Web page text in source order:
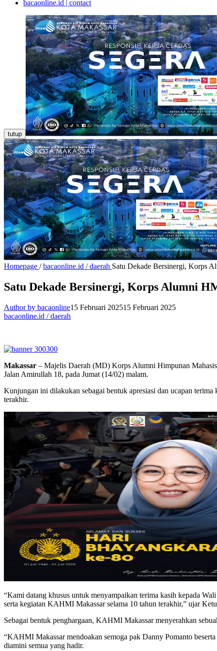
bacaonline.id | contact
tutup
Homepage / bacaonline.id / daerah Satu Dekade Bersinergi, Korps
Satu Dekade Bersinergi, Korps Alumni
Author by bacaonline15 Februari 202515 Februari 2025
bacaonline.id / daerah
Makassar – Majelis Daerah (MD) Korps Alumni Himpunan
Jalan Amirullah 18, pada Jumat (14/02) malam.
Kunjungan ini dilakukan sebagai bentuk apresiasi dan ucapan
terakhir.
“Kami datang khusus untuk menyampaikan terima kasih kepada
serta kegiatan KAHMI Makassar selama 10 tahun terakhir,” ujar
Sebagai bentuk penghargaan, KAHMI Makassar menyerahkan
“KAHMI Makassar mendoakan semoga pak Danny Pomanto
diamini semua yang hadir.